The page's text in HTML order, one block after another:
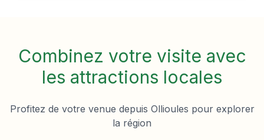
Combinez votre visite avec
les attractions locales
Profitez de votre venue depuis Ollioules pour explorer
la région